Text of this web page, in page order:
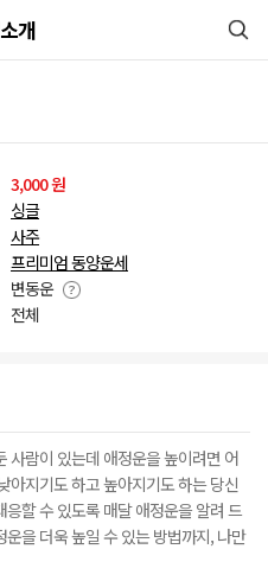
개
3,000 원
싱글
사주
프리미엄 동양운세
변동운
전체
사람이 있는데 애정운을 높이려면 어
아지기도 하고 높아지기도 하는 당신
할 수 있도록 매달 애정운을 알려 드
을 더욱 높일 수 있는 방법까지, 나만